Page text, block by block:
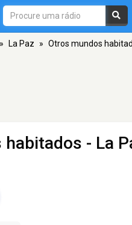
» La Paz » Otros mundos
habitados - La